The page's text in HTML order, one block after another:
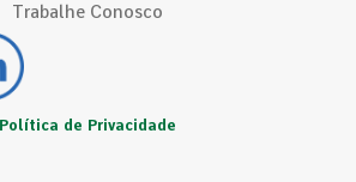
Trabalhe Conosco
Política de Privacidade